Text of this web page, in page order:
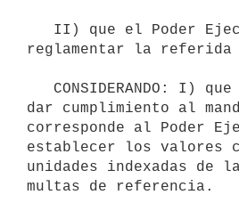
reglamentar la
dar cumplimiento al
corresponde al Poder
establecer los valores
unidades indexadas de
multas de referencia.